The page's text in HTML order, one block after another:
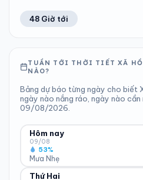
48 Giờ tới
TUẦN TỚI THỜI TIẾT XÃ
NÀO?
Bảng dự báo từng ngày cho biết
ngày nào nắng ráo, ngày nào
09/08/2026.
Hôm nay
09/08
Mưa Nhẹ
53%
ĐỘ ẨM
Thứ Hai